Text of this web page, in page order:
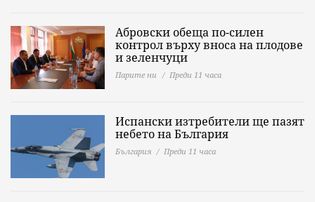
Абровски обеща по-силен
контрол върху вноса на плодове
и зеленчуци
Парите ни Преди 11 часа
Испански изтребители ще пазят
небето на България
България Преди 11 часа